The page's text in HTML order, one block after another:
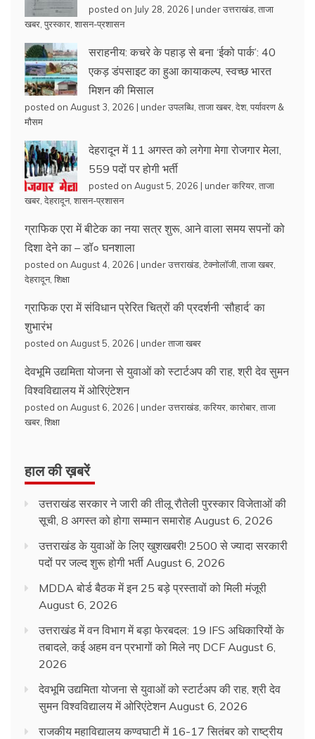
posted on July 28, 2026 | underउत्तराखंड ताजा
खबर पुरस्कार शासन-प्रशासन
सराहनीय: कचरे के पहाड़ से बना ‘ईको पार्क’: 40
एकड़ डंपसाइट का हुआ कायाकल्प, स्वच्छ भारत
मिशन की मिसाल
posted on August 3, 2026 | underउपलब्धि ताजा खबर देश, पर्यावरण &
मौसम
देहरादून में 11 अगस्त को लगेगा मेगा रोजगार मेला,
559 पदों पर होगी भर्ती
posted on August 5, 2026 | underकरियर ताजा
खबर देहरादून, शासन-प्रशासन
ग्राफिक एरा में बीटेक का नया सत्र शुरू, आने वाला समय सपनों को
दिशा देने का – डॉ० घनशाला
posted on August 4, 2026 | underउत्तराखंड टेक्नोलॉजी ताजा खबर
देहरादून, शिक्षा
ग्राफिक एरा में संविधान प्रेरित चित्रों की प्रदर्शनी ‘सौहार्द’ का
शुभारंभ
posted on August 5, 2026 | underताजा खबर
देवभूमि उद्यमिता योजना से युवाओं को स्टार्टअप की राह, श्री देव सुमन
विश्वविद्यालय में ओरिएंटेशन
posted on August 6, 2026 | underउत्तराखंड करियर कारोबार ताजा
खबर शिक्षा
हाल की ख़बरें
उत्तराखंड सरकार ने जारी की तीलू रौतेली पुरस्कार विजेताओं की
सूची, 8 अगस्त को होगा सम्मान समारोह August 6, 2026
उत्तराखंड के युवाओं के लिए खुशखबरी! 2500 से ज्यादा सरकारी
पदों पर जल्द शुरू होगी भर्ती August 6, 2026
MDDA बोर्ड बैठक में इन 25 बड़े प्रस्तावों को मिली मंजूरी
August 6, 2026
उत्तराखंड में वन विभाग में बड़ा फेरबदल: 19 IFS अधिकारियों के
तबादले, कई अहम वन प्रभागों को मिले नए DCF August 6,
2026
देवभूमि उद्यमिता योजना से युवाओं को स्टार्टअप की राह, श्री देव
सुमन विश्वविद्यालय में ओरिएंटेशन August 6, 2026
राजकीय महाविद्यालय कण्वघाटी में 16-17 सितंबर को राष्ट्रीय